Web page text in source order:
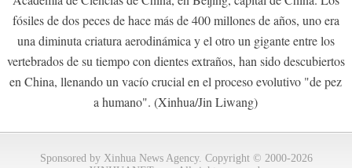
fósiles de dos peces de hace más de 400 millones de años, uno era
una diminuta criatura aerodinámica y el otro un gigante entre los
vertebrados de su tiempo con dientes extraños, han sido descubiertos
en China, llenando un vacío crucial en el proceso evolutivo "de pez
a humano". (Xinhua/Jin Liwang)
Sponsored by Xinhua News Agency. Copyright © 2000-2026